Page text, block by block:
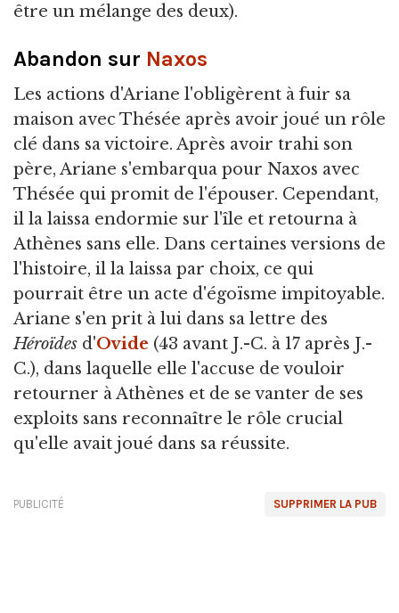
être un mélange des deux).
Abandon sur Naxos
Les actions d'Ariane l'obligèrent à fuir sa
maison avec Thésée après avoir joué un rôle
clé dans sa victoire. Après avoir trahi son
père, Ariane s'embarqua pour Naxos avec
Thésée qui promit de l'épouser. Cependant,
il la laissa endormie sur l'île et retourna à
Athènes sans elle. Dans certaines versions de
l'histoire, il la laissa par choix, ce qui
pourrait être un acte d'égoïsme impitoyable.
Ariane s'en prit à lui dans sa lettre des
Héroïdes d'Ovide (43 avant J.-C. à 17 après J.-
C.), dans laquelle elle l'accuse de vouloir
retourner à Athènes et de se vanter de ses
exploits sans reconnaître le rôle crucial
qu'elle avait joué dans sa réussite.
SUPPRIMER LA PUB
PUBLICITÉ